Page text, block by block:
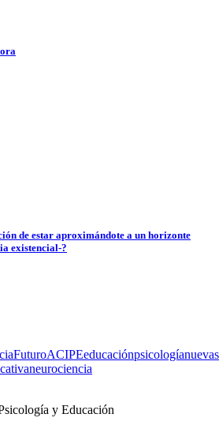
de estar aproximándote a un horizonte
existencial-?
FuturoACIPEeducaciónpsicologíanuevas
neurociencia
y Educación